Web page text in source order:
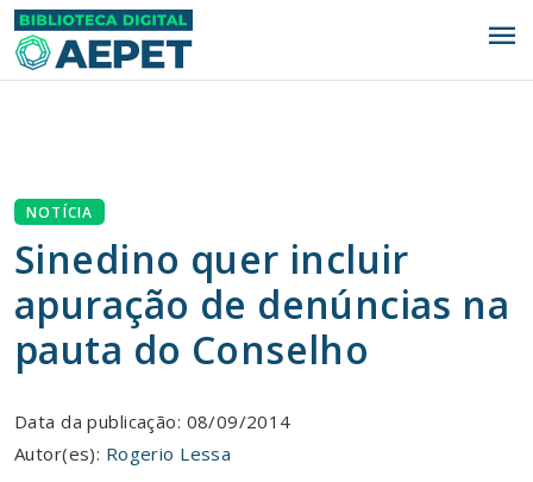
menu
NOTÍCIA
Sinedino quer incluir
apuração de denúncias na
pauta do Conselho
Data da publicação: 08/09/2014
Autor(es): Rogerio Lessa